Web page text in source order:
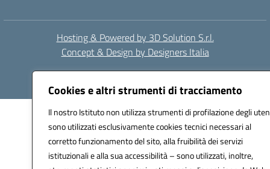
Cookies e altri strumenti di tracciamento
Il nostro Istituto non utilizza strumenti di profilazione degli
sono utilizzati esclusivamente cookies tecnici necessari al
corretto funzionamento del sito, alla fruibilità dei servizi
istituzionali e alla sua accessibilità – sono utilizzati, inoltre,
Hosting & Powered by 3D Solution S.r.l.
Concept & Design by Designers Italia